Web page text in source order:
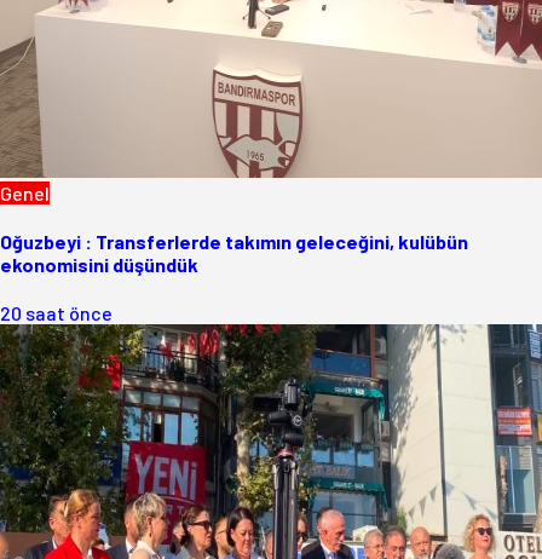
Genel
Oğuzbeyi : Transferlerde takımın geleceğini, kulübün
ekonomisini düşündük
20 saat önce